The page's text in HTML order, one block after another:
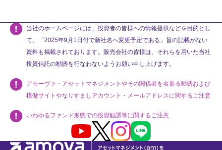
当社のホームページには、投資者の皆様への情報提供などを目的とし
て、「2025年9月1日付で新社名へ変更予定である」旨の記載がない
資料も掲載されております。販売会社の皆様は、それらを用いた当社
投資信託の勧誘を行なわないようお願い申し上げます。
アモーヴァ・アセットマネジメントやその関係者を名乗る勧誘および
模倣サイトやなりすましアカウント・メールアドレスに関するご注意
いわゆるファンド形態での投資勧誘等に関するご注意
Youtube X InstagramLINE